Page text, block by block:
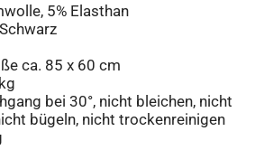
5% Elasthan
ca. 85 x 60 cm
bei 30°, nicht bleichen, nicht
bügeln, nicht trockenreinigen